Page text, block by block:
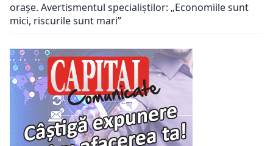
orașe. Avertismentul specialiștilor: „Economiile sunt
mici, riscurile sunt mari”